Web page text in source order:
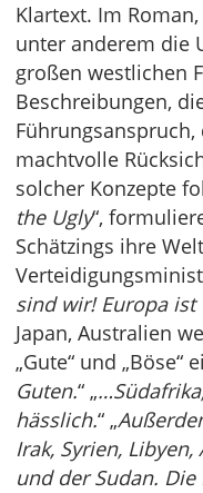
Klartext. Im
unter anderem die
großen westlichen
Beschreibungen,
machtvolle
solcher Konzepte
the Ugly“,
Schätzings ihre
sind wir! Europa ist
Japan, Australien
„Gute“ und „Böse“
Guten.“ „
hässlich.“ „
Irak, Syrien,
und der Sudan.